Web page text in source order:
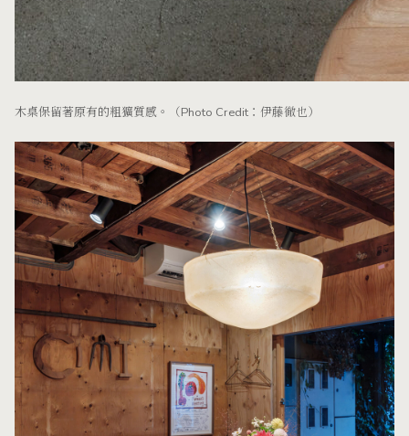
木桌保留著原有的粗獷質感。（Photo Credit：伊藤徹也）